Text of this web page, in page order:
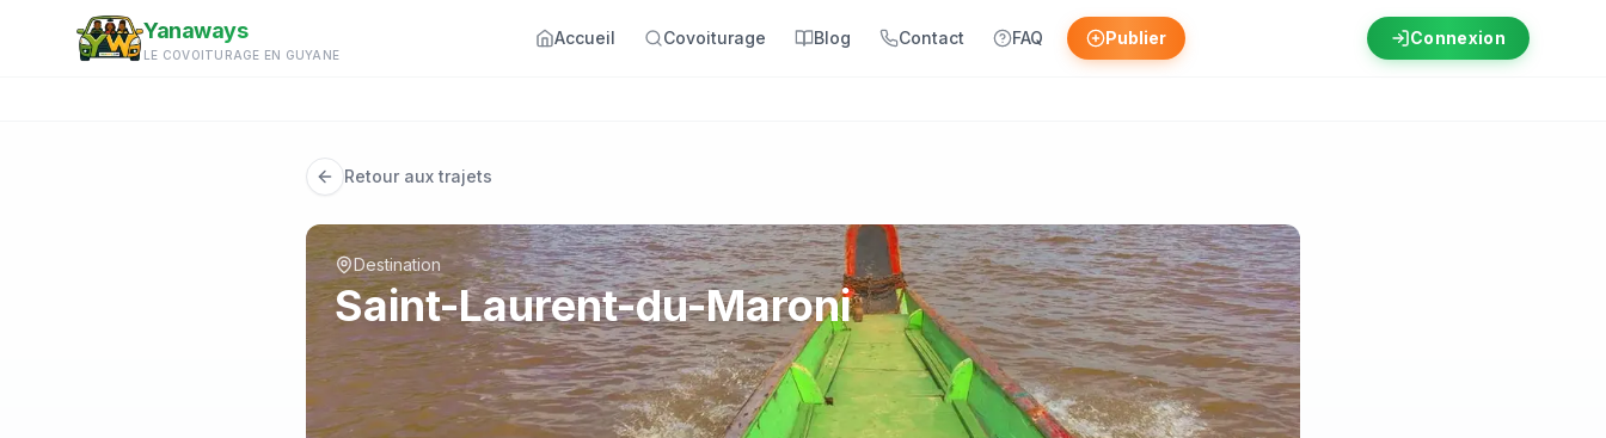
Aller au contenu principal
Yanaways
LE COVOITURAGE EN GUYANE
Accueil Covoiturage Blog Contact FAQ Publier Connexion
Retour aux trajets
Destination
Saint-Laurent-du-Maroni